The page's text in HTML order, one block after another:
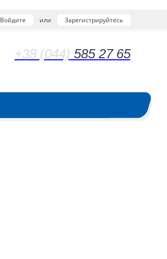
Войдите или Зарегистрируйтесь
+38 (044) 585 27 65